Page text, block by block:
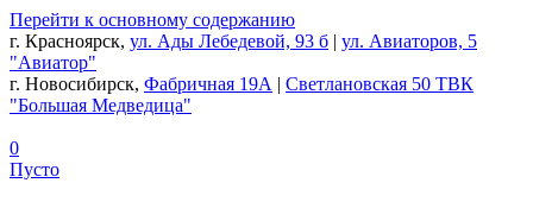
Перейти к основному содержанию
г. Красноярск, ул. Ады Лебедевой, 93 б | ул. Авиаторов, 5
"Авиатор"
г. Новосибирск, Фабричная 19А | Светлановская 50 ТВК
"Большая Медведица"
0
Пусто